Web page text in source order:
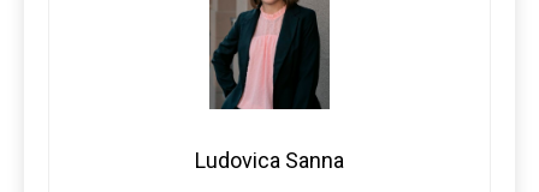
Ludovica Sanna